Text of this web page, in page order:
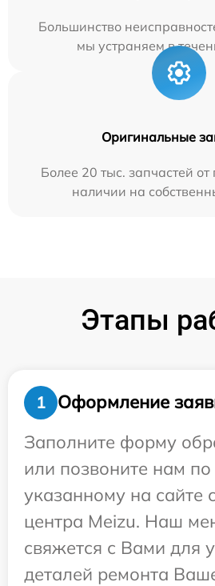
Большинство
мы устраняем в
Оригинальные
Более 20 тыс. запчастей от
наличии на
Этапы
1
Оформление
Заполните форму
или позвоните нам
указанному на сайте
центра Meizu. Наш
свяжется с Вами для
деталей ремонта